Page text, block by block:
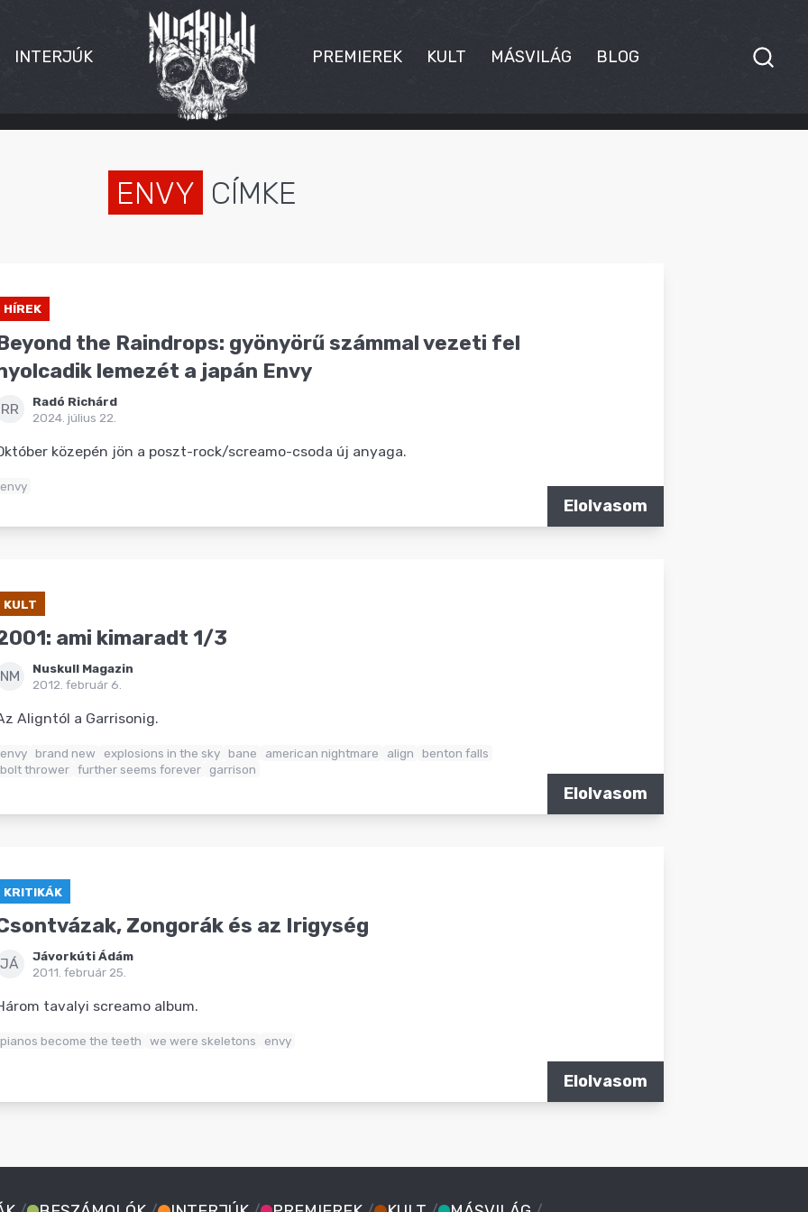
INTERJÚK PREMIEREK KULT MÁSVILÁG BLOG
ENVY CÍMKE
HÍREK
the Raindrops: gyönyörű számmal vezeti fel
lemezét a japán Envy
RR
Radó Richárd
2024. július 22.
közepén jön a poszt-rock/screamo-csoda új anyaga.
envy
Elolvasom
KULT
ami kimaradt 1/3
NM
Nuskull Magazin
2012. február 6.
Aligntól a Garrisonig.
envy brand new explosions in the sky bane american nightmare align
benton falls
bolt thrower further seems forever garrison
Elolvasom
KRITIKÁK
Zongorák és az Irigység
JÁ
Jávorkúti Ádám
2011. február 25.
tavalyi screamo album.
pianos become the teeth we were skeletons envy
Elolvasom